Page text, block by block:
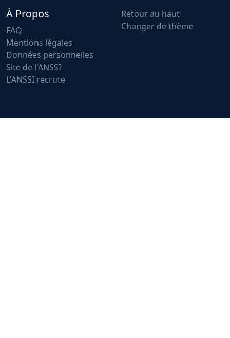
À Propos
FAQ
Mentions légales
Données personnelles
Site de l'ANSSI
L'ANSSI recrute
Retour au haut
Changer de thème